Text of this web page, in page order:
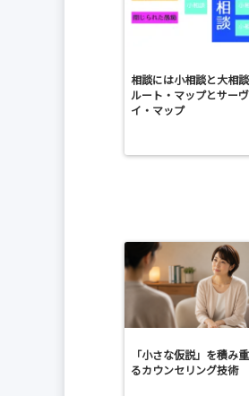
相談には小相談と大相
ルート・マップとサー
イ・マップ
「小さな仮説」を積み
るカウンセリング技術